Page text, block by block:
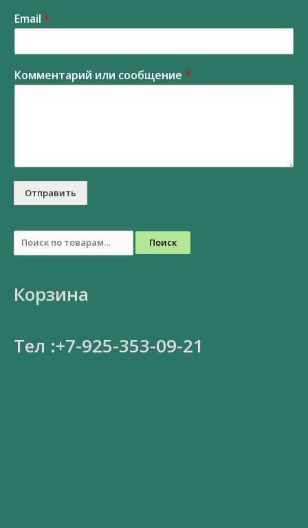
Email *
Комментарий или сообщение *
Отправить
Поиск
Корзина
Тел :+7-925-353-09-21